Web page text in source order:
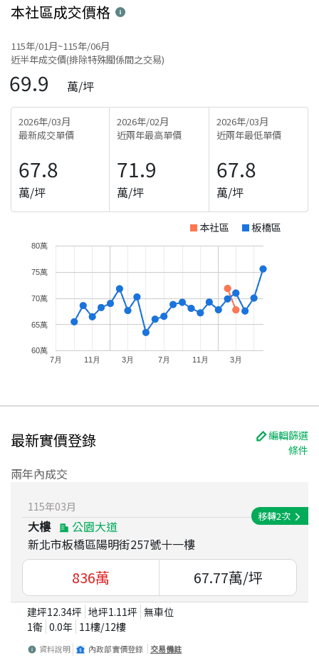
本社區成交價格
115年/01月~115年/06月
近半年成交價(排除特殊關係間之交易)
69.9 萬/坪
2026年/03月
最新成交單價
67.8
萬/坪
2026年/02月
近兩年最高單價
71.9
萬/坪
2026年/03月
近兩年最低單價
67.8
萬/坪
本社區 板橋區
7月 11月 3月 7月 11月 3月
60萬
65萬
70萬
75萬
80萬
最新實價登錄
編輯篩選
條件
兩年內成交
115年03月
大樓
公園大道
新北市板橋區陽明街257號十一樓
移轉2次
836萬 67.77萬/坪
建坪12.34坪 地坪1.11坪 無車位
1衛 0.0年 11樓/12樓
資料說明 內政部實價登錄 交易備註